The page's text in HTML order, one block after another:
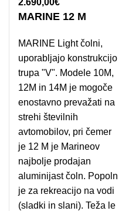
2.690,00€
MARINE 12 M
MARINE Light čolni,
uporabljajo konstrukcijo
trupa "V". Modele 10M,
12M in 14M je mogoče
enostavno prevažati na
strehi številnih
avtomobilov, pri čemer
je 12 M je Marineov
najbolje prodajan
aluminijast čoln. Popoln
je za rekreacijo na vodi
(sladki in slani). Teža le